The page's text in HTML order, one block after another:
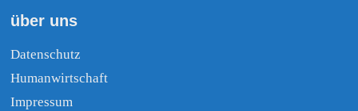
über uns
Datenschutz
Humanwirtschaft
Impressum